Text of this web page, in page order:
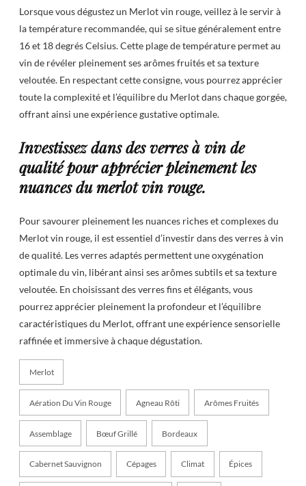
Lorsque vous dégustez un Merlot vin rouge, veillez à le servir à
la température recommandée, qui se situe généralement entre
16 et 18 degrés Celsius. Cette plage de température permet au
vin de révéler pleinement ses arômes fruités et sa texture
veloutée. En respectant cette consigne, vous pourrez apprécier
toute la complexité et l’équilibre du Merlot dans chaque gorgée,
offrant ainsi une expérience gustative optimale.
Investissez dans des verres à vin de
qualité pour apprécier pleinement les
nuances du merlot vin rouge.
Pour savourer pleinement les nuances riches et complexes du
Merlot vin rouge, il est essentiel d’investir dans des verres à vin
de qualité. Les verres adaptés permettent une oxygénation
optimale du vin, libérant ainsi ses arômes subtils et sa texture
veloutée. En choisissant des verres fins et élégants, vous
pourrez apprécier pleinement la profondeur et l’équilibre
caractéristiques du Merlot, offrant une expérience sensorielle
raffinée et immersive à chaque dégustation.
Merlot
Aération Du Vin Rouge Agneau Rôti Arômes Fruités
Assemblage Bœuf Grillé Bordeaux
Cabernet Sauvignon Cépages Climat Épices